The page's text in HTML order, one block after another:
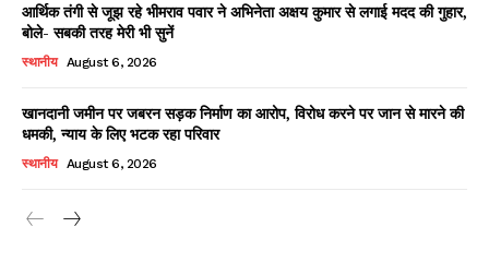
आर्थिक तंगी से जूझ रहे भीमराव पवार ने अभिनेता अक्षय कुमार से लगाई मदद की गुहार,
बोले- सबकी तरह मेरी भी सुनें
स्थानीय August 6, 2026
खानदानी जमीन पर जबरन सड़क निर्माण का आरोप, विरोध करने पर जान से मारने की
धमकी, न्याय के लिए भटक रहा परिवार
स्थानीय August 6, 2026